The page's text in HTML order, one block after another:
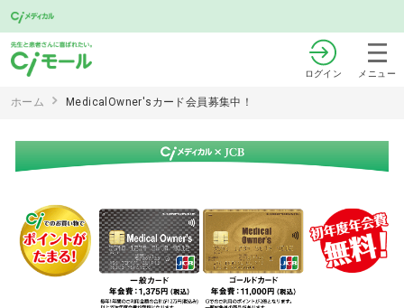
ログイン メニュー
ホーム MedicalOwner'sカード会員募集中！